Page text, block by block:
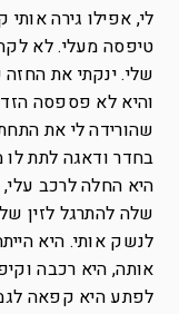
לי, אפילו גירה
טיפסה מעלי. לא
שלי. ינקתי את
והיא לא פספסה
שהורידה לי את
בחדר ודאגה לתת לו
היא החלה לרכב
שלה להתרגל לזין
לנשק אותי. היא
אותה, היא רכבה
לפתע היא קפאה